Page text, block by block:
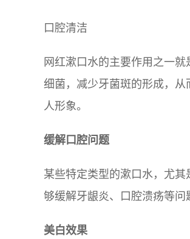
口腔清洁
网红漱口水的主要作用之一
细菌，减少牙菌斑的形成，
人形象。
缓解口腔问题
某些特定类型的漱口水，尤
够缓解牙龈炎、口腔溃疡等问
美白效果